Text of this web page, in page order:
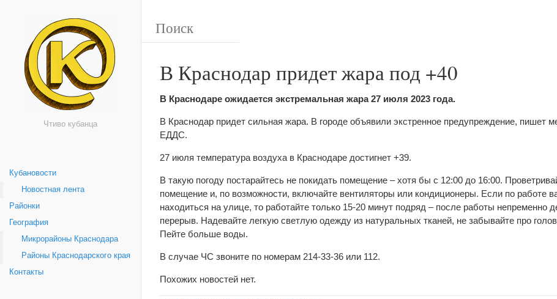
Чтиво кубанца
Кубановости
Новостная лента
Районки
География
Микрорайоны Краснодара
Районы Краснодарского края
Контакты
В Краснодар придет жара под +40
В Краснодаре ожидается экстремальная жара 27 июля 2023 года.
В Краснодар придет сильная жара. В городе объявили экстренное предупреждение, пишет
ЕДДС.
27 июля температура воздуха в Краснодаре достигнет +39.
В такую погоду постарайтесь не покидать помещение – хотя бы с 12:00 до 16:00.
помещение и, по возможности, включайте вентиляторы или кондиционеры. Если по работе
находиться на улице, то работайте только 15-20 минут подряд – после работы непременно
перерыв. Надевайте легкую светлую одежду из натуральных тканей, не забывайте про
Пейте больше воды.
В случае ЧС звоните по номерам 214-33-36 или 112.
Похожих новостей нет.